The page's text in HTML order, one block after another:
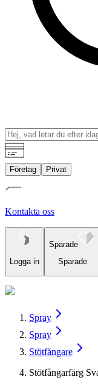
Företag Privat
Kontakta oss
Logga in
Sparade
Sparade
Spray
Spray
Stötfångare
Stötfångarfärg